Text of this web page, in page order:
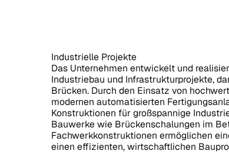
Industrielle Projekte
Das Unternehmen entwickelt und
Industriebau und Infrastrukturprojekte,
Brücken. Durch den Einsatz von
modernen automatisierten
Konstruktionen für großspannige
Bauwerke wie Brückenschalungen im
Fachwerkkonstruktionen ermöglichen
einen effizienten, wirtschaftlichen